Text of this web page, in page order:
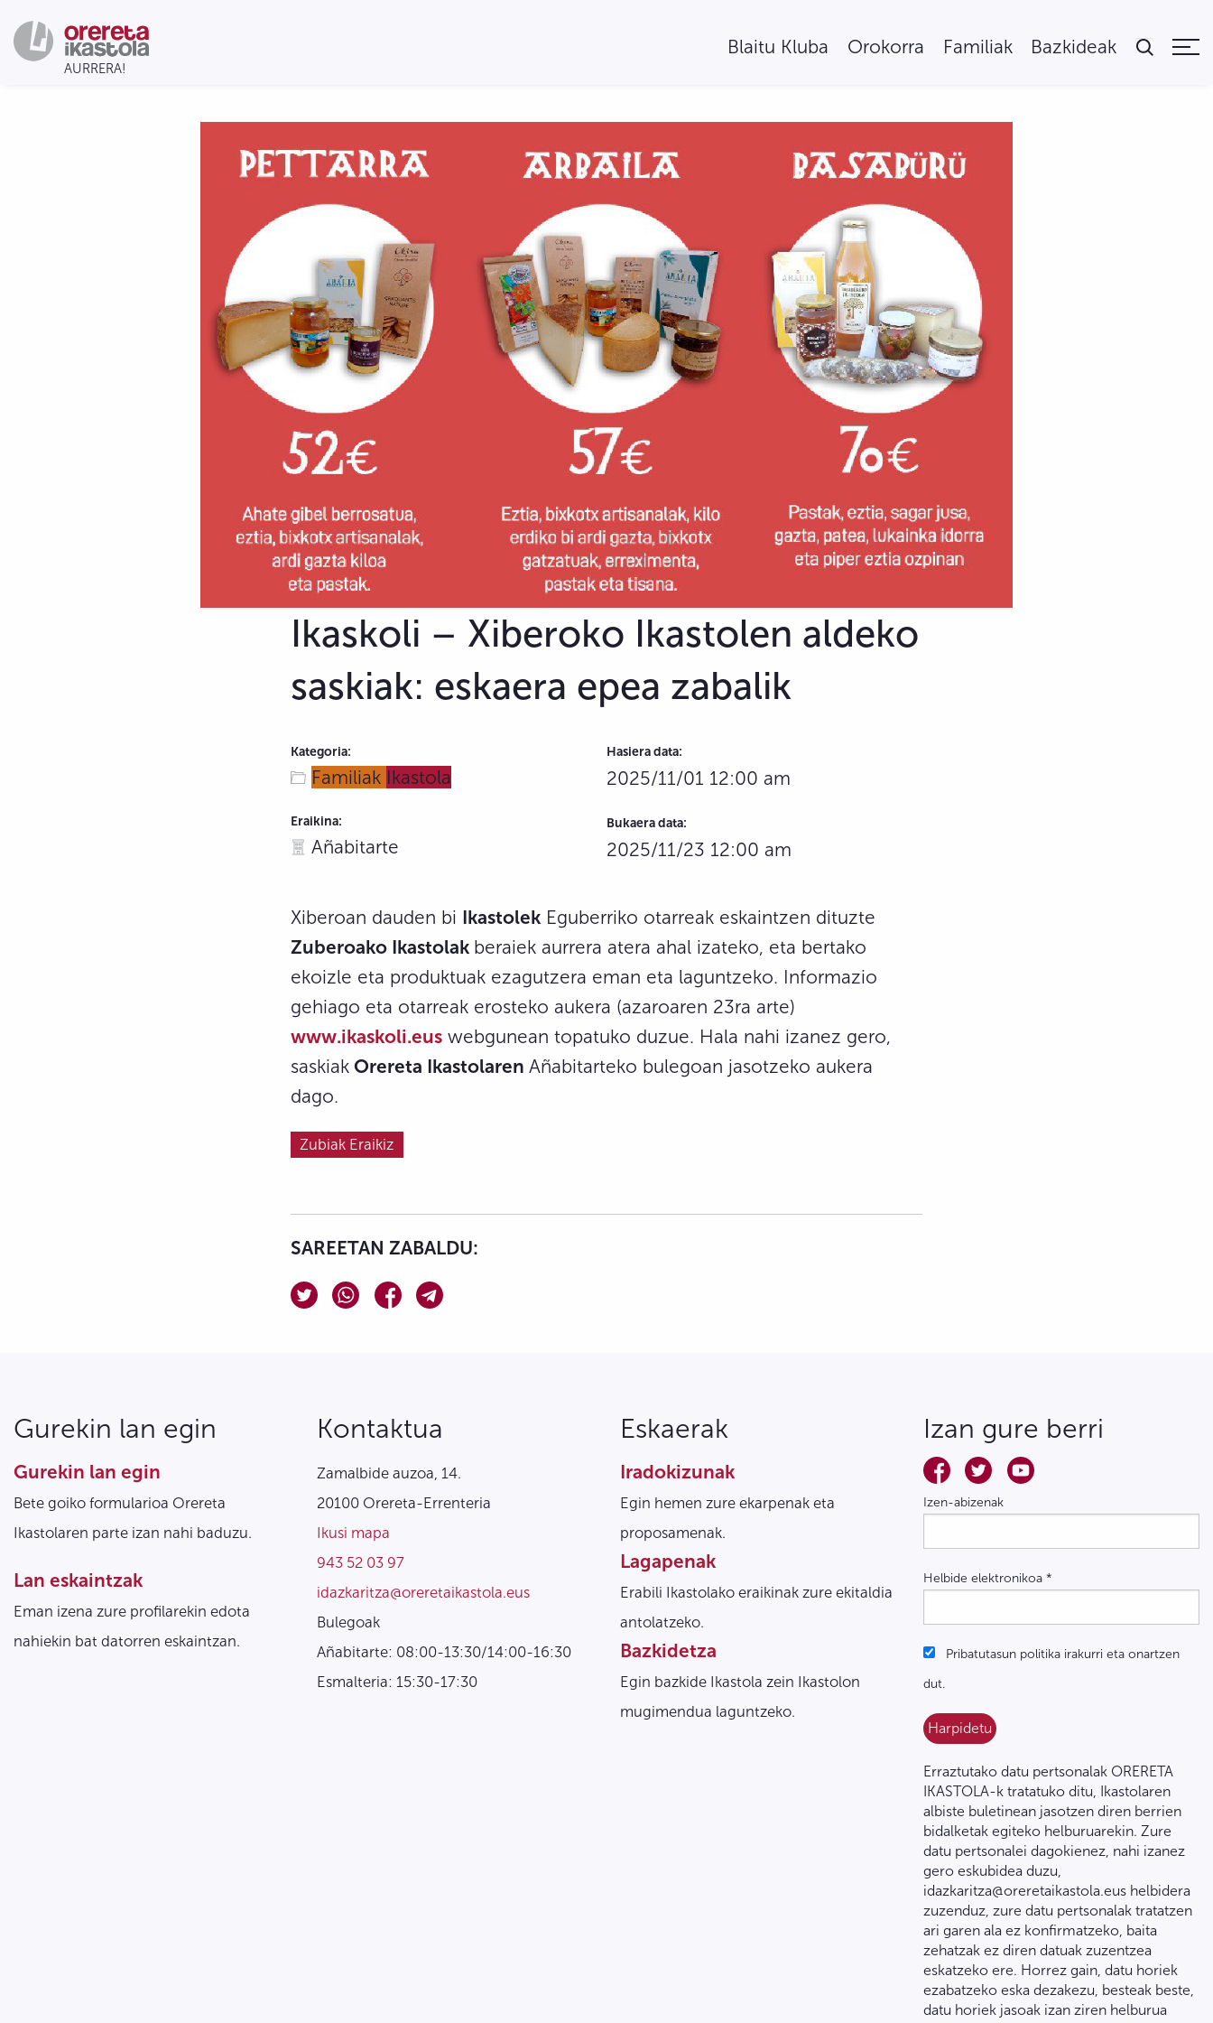
Blaitu Kluba Orokorra Familiak Bazkideak
Ikaskoli – Xiberoko Ikastolen aldeko
saskiak: eskaera epea zabalik
Kategoria:
Familiak Ikastola
Eraikina:
Añabitarte
Hasiera data:
2025/11/01 12:00 am
Bukaera data:
2025/11/23 12:00 am
Xiberoan dauden bi Ikastolek Eguberriko otarreak eskaintzen dituzte
Zuberoako Ikastolak beraiek aurrera atera ahal izateko, eta bertako
ekoizle eta produktuak ezagutzera eman eta laguntzeko. Informazio
gehiago eta otarreak erosteko aukera (azaroaren 23ra arte)
www.ikaskoli.eus webgunean topatuko duzue. Hala nahi izanez gero,
saskiak Orereta Ikastolaren Añabitarteko bulegoan jasotzeko aukera
dago.
Zubiak Eraikiz
SAREETAN ZABALDU:
Gurekin lan egin
Gurekin lan egin
Bete goiko formularioa Orereta
Ikastolaren parte izan nahi baduzu.
Lan eskaintzak
Eman izena zure profilarekin edota
nahiekin bat datorren eskaintzan.
Kontaktua
Zamalbide auzoa, 14.
20100 Orereta-Errenteria
Ikusi mapa
943 52 03 97
idazkaritza@oreretaikastola.eus
Bulegoak
Añabitarte: 08:00-13:30/14:00-16:30
Esmalteria: 15:30-17:30
Eskaerak
Iradokizunak
Egin hemen zure ekarpenak eta
proposamenak.
Lagapenak
Erabili Ikastolako eraikinak zure ekitaldia
antolatzeko.
Bazkidetza
Egin bazkide Ikastola zein Ikastolon
mugimendua laguntzeko.
Izan gure berri
Izen-abizenak
Helbide elektronikoa *
Pribatutasun politika irakurri eta onartzen
dut.
Erraztutako datu pertsonalak ORERETA
IKASTOLA-k tratatuko ditu, Ikastolaren
albiste buletinean jasotzen diren berrien
bidalketak egiteko helburuarekin. Zure
datu pertsonalei dagokienez, nahi izanez
gero eskubidea duzu,
idazkaritza@oreretaikastola.eus helbidera
zuzenduz, zure datu pertsonalak tratatzen
ari garen ala ez konfirmatzeko, baita
zehatzak ez diren datuak zuzentzea
eskatzeko ere. Horrez gain, datu horiek
ezabatzeko eska dezakezu, besteak beste,
datu horiek jasoak izan ziren helburua